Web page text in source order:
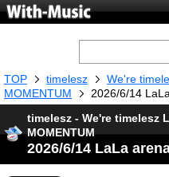
TOP timelesz
We're
MOMENTUM
2026/6/14
timelesz - We're timelesz
MOMENTUM
2026/6/14 LaLa